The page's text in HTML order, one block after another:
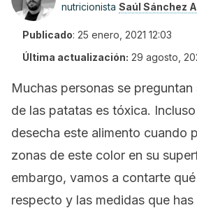
nutricionista Saúl Sánchez
Publicado: 25 enero, 2021 12:03
Última actualización: 29 agosto,
Muchas personas se
de las patatas es tóxica.
desecha este alimento cuando
zonas de este color en su
embargo, vamos a contarte
respecto y las medidas que